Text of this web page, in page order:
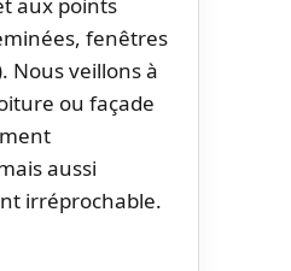
fenêtres
Nous veillons à
ou façade
aussi
irréprochable.